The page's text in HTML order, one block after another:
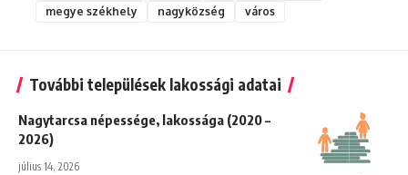
megye székhely
nagyközség város
További települések lakossági adatai
Nagytarcsa népessége, lakossága (2020 –
2026)
július 14, 2026